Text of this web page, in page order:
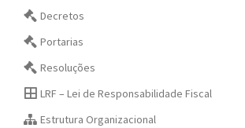
Decretos
Portarias
Resoluções
LRF – Lei de Responsabilidade Fiscal
Estrutura Organizacional